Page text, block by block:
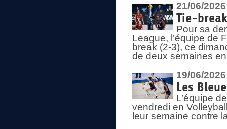
21/06/2026
Tie-
Pour sa
League, l’équipe de
break (2-3), ce
de deux semaines
19/06/2026
Les
L’équipe
vendredi en
leur semaine contre